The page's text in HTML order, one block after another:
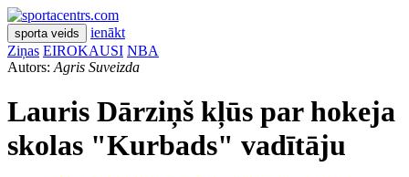
sporta veids
ienākt
Ziņas EIROKAUSI NBA
Autors: Agris Suveizda
Lauris Dārziņš kļūs par hokeja
skolas "Kurbads" vadītāju